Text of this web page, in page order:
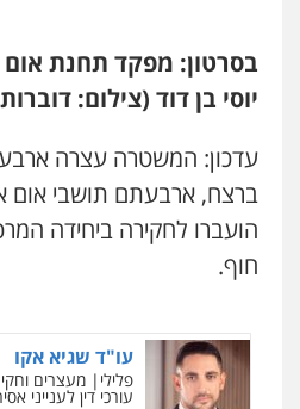
בסרטון: מפקד תחנת
יוסי בן דוד (צילום:
עדכון: המשטרה עצרה
ברצח, ארבעתם תושבי
הועברו לחקירה ביחידה
חוף.
עו"ד עלי סעדי
פלילי פשיעה
0508824984
עו"ד תומר
פלילי מעצרים
עו"ד שגיא אקו
פלילי מעצרים
עורכי דין לענייני